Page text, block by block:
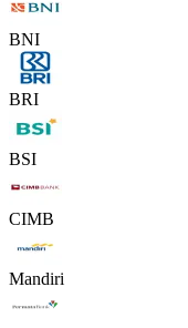
BNI
BRI
BSI
CIMB
Mandiri